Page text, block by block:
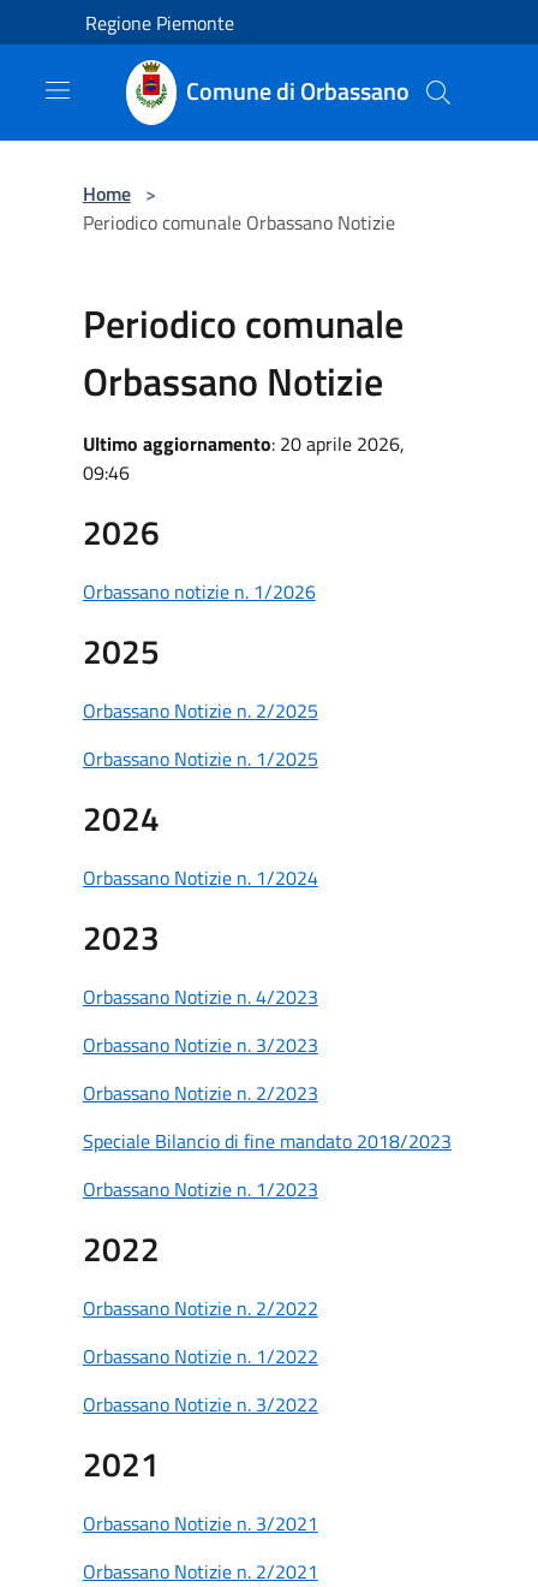
Salta al contenuto principale
Regione Piemonte
Comune di Orbassano
Home >
Periodico comunale Orbassano Notizie
Periodico comunale
Orbassano Notizie
Ultimo aggiornamento: 20 aprile 2026,
09:46
2026
Orbassano notizie n. 1/2026
2025
Orbassano Notizie n. 2/2025
Orbassano Notizie n. 1/2025
2024
Orbassano Notizie n. 1/2024
2023
Orbassano Notizie n. 4/2023
Orbassano Notizie n. 3/2023
Orbassano Notizie n. 2/2023
Speciale Bilancio di fine mandato 2018/2023
Orbassano Notizie n. 1/2023
2022
Orbassano Notizie n. 2/2022
Orbassano Notizie n. 1/2022
Orbassano Notizie n. 3/2022
2021
Orbassano Notizie n. 3/2021
Orbassano Notizie n. 2/2021